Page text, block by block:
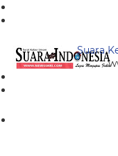
Suara